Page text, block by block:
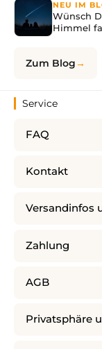
NEU IM
Wünsch
Himmel
Zum Blog
Service
FAQ
Kontakt
Versandinfos
Zahlung
AGB
Privatsphäre